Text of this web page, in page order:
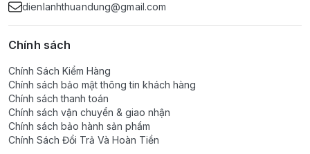
dienlanhthuandung@gmail.com
Chính sách
Chính Sách Kiểm Hàng
Chính sách bảo mật thông tin khách hàng
Chính sách thanh toán
Chính sách vận chuyển & giao nhận
Chính sách bảo hành sản phẩm
Chính Sách Đổi Trả Và Hoàn Tiền